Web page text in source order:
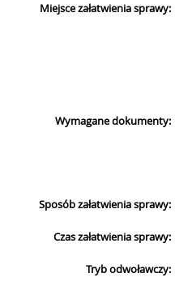
Miejsce załatwienia sprawy:
Wymagane dokumenty:
Sposób załatwienia sprawy:
Czas załatwienia sprawy:
Tryb odwoławczy: